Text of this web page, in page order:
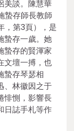
美談。陳慧華
蟄存師長教師
，第3頁），是
蟄存一歲。她
蟄存的賢渾家
文壇一搏，也
蟄存琴瑟相
、林徽因之于
悱惻，影響長
日誌手札等作